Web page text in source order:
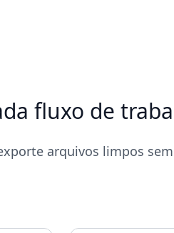
fluxo de
arquivos limpos sem